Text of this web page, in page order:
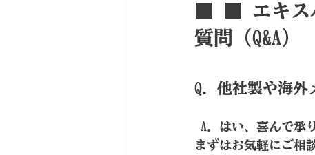
エキ
質問（Q&A）
Q. 他社製や海外
A. はい、喜んで承
まずはお気軽にご相